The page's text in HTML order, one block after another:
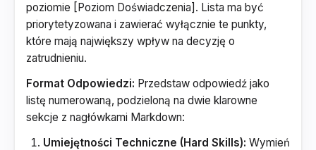
poziomie [Poziom Doświadczenia]. Lista ma być
priorytetyzowana i zawierać wyłącznie te punkty,
które mają największy wpływ na decyzję o
zatrudnieniu.
Format Odpowiedzi: Przedstaw odpowiedź jako
listę numerowaną, podzieloną na dwie klarowne
sekcje z nagłówkami Markdown:
Umiejętności Techniczne (Hard Skills): Wymień